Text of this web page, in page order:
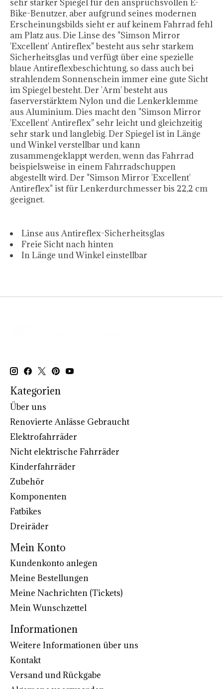
sehr starker Spiegel für den anspruchsvollen E-
Bike-Benutzer, aber aufgrund seines modernen
Erscheinungsbilds sieht er auf keinem Fahrrad fehl
am Platz aus. Die Linse des "Simson Mirror
'Excellent' Antireflex" besteht aus sehr starkem
Sicherheitsglas und verfügt über eine spezielle
blaue Antireflexbeschichtung, so dass auch bei
strahlendem Sonnenschein immer eine gute Sicht
im Spiegel besteht. Der 'Arm' besteht aus
faserverstärktem Nylon und die Lenkerklemme
aus Aluminium. Dies macht den "Simson Mirror
'Excellent' Antireflex" sehr leicht und gleichzeitig
sehr stark und langlebig. Der Spiegel ist in Länge
und Winkel verstellbar und kann
zusammengeklappt werden, wenn das Fahrrad
beispielsweise in einem Fahrradschuppen
abgestellt wird. Der "Simson Mirror 'Excellent'
Antireflex" ist für Lenkerdurchmesser bis 22,2 cm
geeignet.
Linse aus Antireflex-Sicherheitsglas
Freie Sicht nach hinten
In Länge und Winkel einstellbar
Kategorien
Über uns
Renovierte Anlässe Gebraucht
Elektrofahrräder
Nicht elektrische Fahrräder
Kinderfahrräder
Zubehör
Komponenten
Fatbikes
Dreiräder
Mein Konto
Kundenkonto anlegen
Meine Bestellungen
Meine Nachrichten (Tickets)
Mein Wunschzettel
Informationen
Weitere Informationen über uns
Kontakt
Versand und Rückgabe